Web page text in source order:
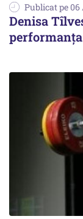
Publicat pe 06
Denisa
performanța